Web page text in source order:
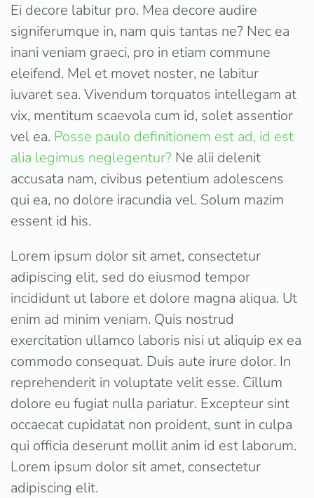
Ei decore labitur pro. Mea decore audire
signiferumque in, nam quis tantas ne? Nec ea
inani veniam graeci, pro in etiam commune
eleifend. Mel et movet noster, ne labitur
iuvaret sea. Vivendum torquatos intellegam at
vix, mentitum scaevola cum id, solet assentior
vel ea. Posse paulo definitionem est ad, id est
alia legimus neglegentur? Ne alii delenit
accusata nam, civibus petentium adolescens
qui ea, no dolore iracundia vel. Solum mazim
essent id his.
Lorem ipsum dolor sit amet, consectetur
adipiscing elit, sed do eiusmod tempor
incididunt ut labore et dolore magna aliqua. Ut
enim ad minim veniam. Quis nostrud
exercitation ullamco laboris nisi ut aliquip ex ea
commodo consequat. Duis aute irure dolor. In
reprehenderit in voluptate velit esse. Cillum
dolore eu fugiat nulla pariatur. Excepteur sint
occaecat cupidatat non proident, sunt in culpa
qui officia deserunt mollit anim id est laborum.
Lorem ipsum dolor sit amet, consectetur
adipiscing elit.